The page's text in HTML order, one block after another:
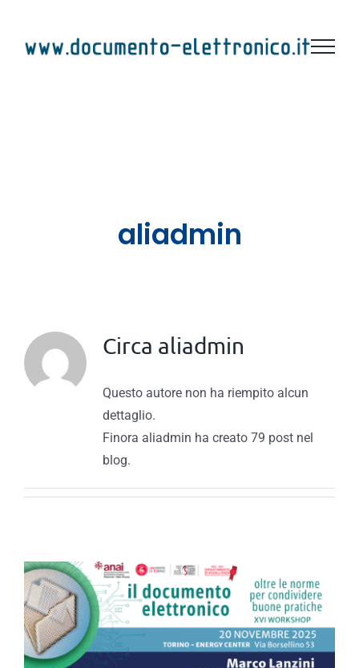
contenuto
aliadmin
Circa aliadmin
Questo autore non ha riempito alcun
dettaglio.
Finora aliadmin ha creato 79 post nel
blog.
La cassetta intelligente degli